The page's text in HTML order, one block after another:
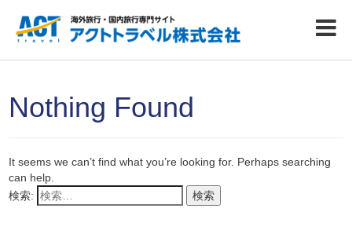
Nothing Found
It seems we can’t find what you’re looking for. Perhaps searching
can help.
検索: